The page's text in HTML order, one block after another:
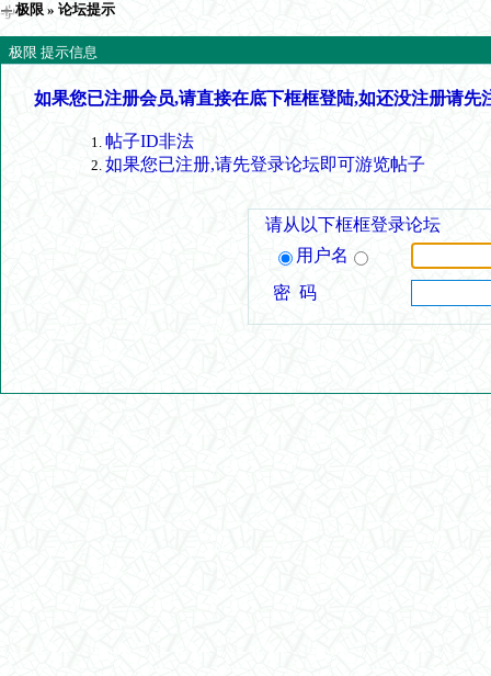
极限 » 论坛提示
极限 提示信息
如果您已注册会员,请直接在底下框框登陆,如还没注册请先
帖子ID非法
如果您已注册,请先登录论坛即可游览帖子
请从以下框框登录论坛
用户名
密 码